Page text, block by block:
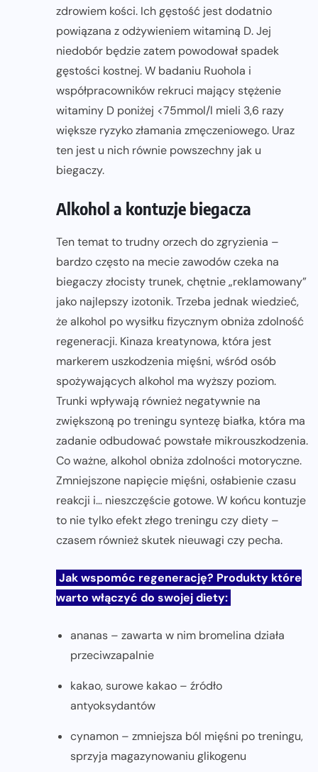
zdrowiem kości. Ich gęstość jest dodatnio
powiązana z odżywieniem witaminą D. Jej
niedobór będzie zatem powodował spadek
gęstości kostnej. W badaniu Ruohola i
współpracowników rekruci mający stężenie
witaminy D poniżej <75mmol/l mieli 3,6 razy
większe ryzyko złamania zmęczeniowego. Uraz
ten jest u nich równie powszechny jak u
biegaczy.
Alkohol a kontuzje biegacza
Ten temat to trudny orzech do zgryzienia –
bardzo często na mecie zawodów czeka na
biegaczy złocisty trunek, chętnie „reklamowany”
jako najlepszy izotonik. Trzeba jednak wiedzieć,
że alkohol po wysiłku fizycznym obniża zdolność
regeneracji. Kinaza kreatynowa, która jest
markerem uszkodzenia mięśni, wśród osób
spożywających alkohol ma wyższy poziom.
Trunki wpływają również negatywnie na
zwiększoną po treningu syntezę białka, która ma
zadanie odbudować powstałe mikrouszkodzenia.
Co ważne, alkohol obniża zdolności motoryczne.
Zmniejszone napięcie mięśni, osłabienie czasu
reakcji i… nieszczęście gotowe. W końcu kontuzje
to nie tylko efekt złego treningu czy diety –
czasem również skutek nieuwagi czy pecha.
Jak wspomóc regenerację? Produkty które
warto włączyć do swojej diety:
ananas – zawarta w nim bromelina działa
przeciwzapalnie
kakao, surowe kakao – źródło
antyoksydantów
cynamon – zmniejsza ból mięśni po treningu,
sprzyja magazynowaniu glikogenu